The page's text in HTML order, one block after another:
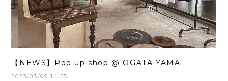
【NEWS】Pop up shop @ OGATA YAMA
2023/03/09 14:35